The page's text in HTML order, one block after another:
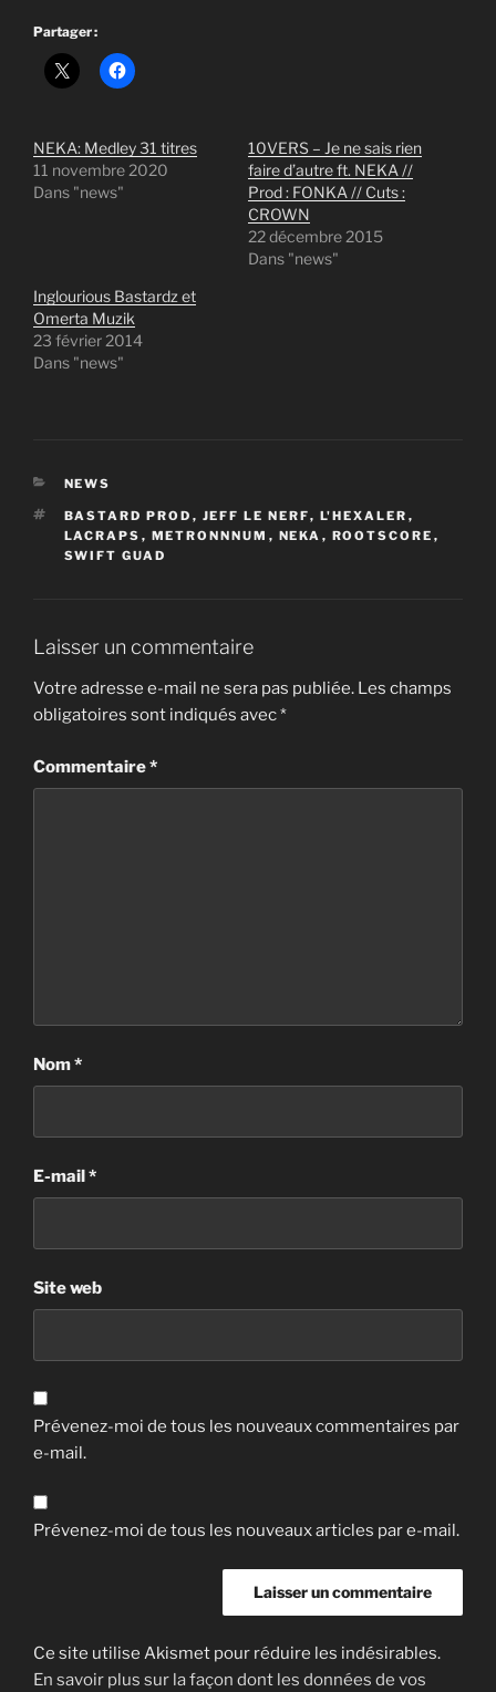
Partager :
NEKA: Medley 31 titres
11 novembre 2020
Dans "news"
10VERS – Je ne sais rien
faire d’autre ft. NEKA //
Prod : FONKA // Cuts :
CROWN
22 décembre 2015
Dans "news"
Inglourious Bastardz et
Omerta Muzik
23 février 2014
Dans "news"
CATÉGORIES
NEWS
ÉTIQUETTES
BASTARD PROD , JEFF LE NERF, L'HEXALER ,
LACRAPS , METRONNNUM , NEKA , ROOTSCORE ,
SWIFT GUAD
Laisser un commentaire
Votre adresse e-mail ne sera pas publiée. Les champs
obligatoires sont indiqués avec*
Commentaire*
Nom*
E-mail*
Site web
Prévenez-moi de tous les nouveaux commentaires par
e-mail.
Prévenez-moi de tous les nouveaux articles par e-mail.
Ce site utilise Akismet pour réduire les indésirables.
En savoir plus sur la façon dont les données de vos